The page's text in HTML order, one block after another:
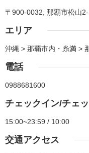
〒900-0032, 那覇市松山
エリア
沖縄 > 那覇市内・糸満 >
電話
0988681600
チェックイン/チェ
15:00~23:59 / 10:00
交通アクセス